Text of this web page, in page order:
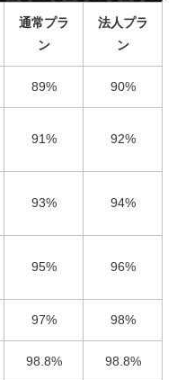
通常プラ
ン
法人プラ
ン
89% 90%
91% 92%
93% 94%
95% 96%
97% 98%
98.8% 98.8%